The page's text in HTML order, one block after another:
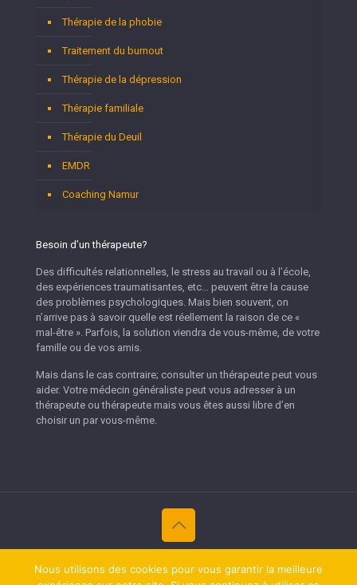
Thérapie de la phobie
Traitement du burnout
Thérapie de la dépression
Thérapie familiale
Thérapie du Deuil
EMDR
Coaching Namur
Besoin d’un thérapeute?
Des difficultés relationnelles, le stress au travail ou à l’école,
des expériences traumatisantes, etc… peuvent être la cause
des problèmes psychologiques. Mais bien souvent, on
n’arrive pas à savoir quelle est réellement la raison de ce «
mal-être ». Parfois, la solution viendra de vous-même, de votre
famille ou de vos amis.
Mais dans le cas contraire; consulter un thérapeute peut vous
aider. Votre médecin généraliste peut vous adresser à un
thérapeute ou thérapeute mais vous êtes aussi libre d’en
choisir un par vous-même.
Privium – Des services qui soutiennent vos soins. Pour
Nous utilisons des cookies pour vous garantir la meilleure